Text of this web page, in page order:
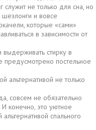
не только для сна, но
и вовсе
которые «сами»
в зависимости от
стирку в
предусмотрено постельное
альтернативой не только
совсем не обязательно
И конечно, это уютное
спального